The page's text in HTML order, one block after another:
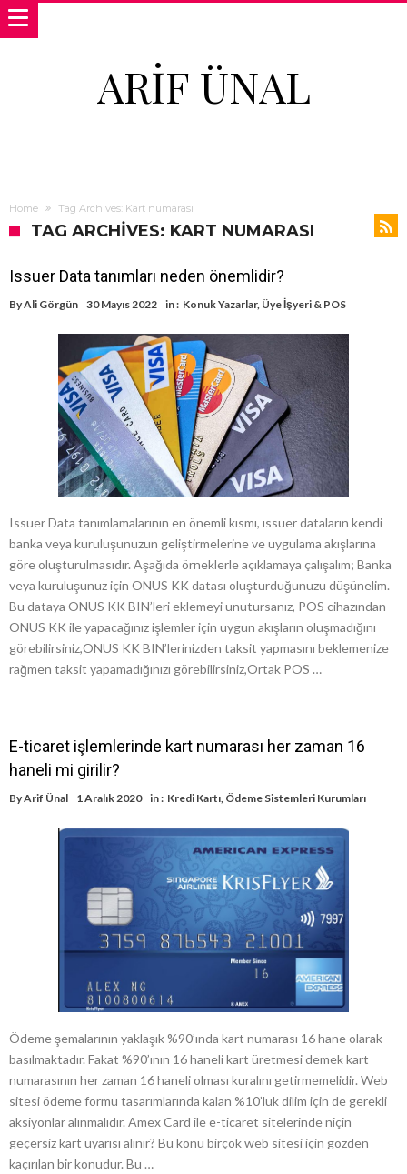
ARIF ÜNAL
Home Tag Archives: Kart numarası
TAG ARCHIVES: KART NUMARASI
Issuer Data tanımları neden önemlidir?
ByAli Görgün 30 Mayıs 2022 in : Konuk Yazarlar, Üye İşyeri & POS
Issuer Data tanımlamalarının en önemli kısmı, ıssuer dataların kendi
banka veya kuruluşunuzun geliştirmelerine ve uygulama akışlarına
göre oluşturulmasıdır. Aşağıda örneklerle açıklamaya çalışalım; Banka
veya kuruluşunuz için ONUS KK datası oluşturduğunuzu düşünelim.
Bu dataya ONUS KK BIN’leri eklemeyi unutursanız, POS cihazından
ONUS KK ile yapacağınız işlemler için uygun akışların oluşmadığını
görebilirsiniz,ONUS KK BIN’lerinizden taksit yapmasını beklemenize
rağmen taksit yapamadığınızı görebilirsiniz,Ortak POS …
E-ticaret işlemlerinde kart numarası her zaman 16
haneli mi girilir?
ByArif Ünal 1 Aralık 2020 in : Kredi Kartı, Ödeme Sistemleri Kurumları
Ödeme şemalarının yaklaşık %90’ında kart numarası 16 hane olarak
basılmaktadır. Fakat %90’ının 16 haneli kart üretmesi demek kart
numarasının her zaman 16 haneli olması kuralını getirmemelidir. Web
sitesi ödeme formu tasarımlarında kalan %10’luk dilim için de gerekli
aksiyonlar alınmalıdır. Amex Card ile e-ticaret sitelerinde niçin
geçersiz kart uyarısı alınır? Bu konu birçok web sitesi için gözden
kaçırılan bir konudur. Bu …